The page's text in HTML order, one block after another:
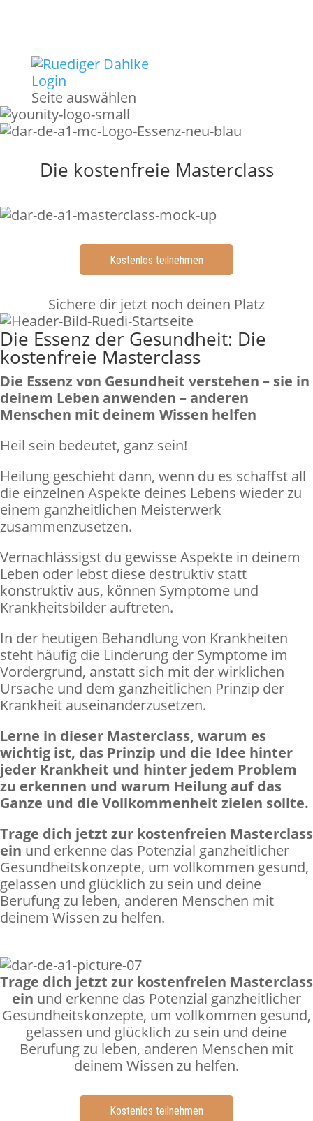
Login
Seite auswählen
Die kostenfreie Masterclass
Kostenlos teilnehmen
Sichere dir jetzt noch deinen Platz
Die Essenz der Gesundheit: Die
kostenfreie Masterclass
Die Essenz von Gesundheit verstehen – sie in
deinem Leben anwenden – anderen
Menschen mit deinem Wissen helfen
Heil sein bedeutet, ganz sein!
Heilung geschieht dann, wenn du es schaffst all
die einzelnen Aspekte deines Lebens wieder zu
einem ganzheitlichen Meisterwerk
zusammenzusetzen.
Vernachlässigst du gewisse Aspekte in deinem
Leben oder lebst diese destruktiv statt
konstruktiv aus, können Symptome und
Krankheitsbilder auftreten.
In der heutigen Behandlung von Krankheiten
steht häufig die Linderung der Symptome im
Vordergrund, anstatt sich mit der wirklichen
Ursache und dem ganzheitlichen Prinzip der
Krankheit auseinanderzusetzen.
Lerne in dieser Masterclass, warum es
wichtig ist, das Prinzip und die Idee hinter
jeder Krankheit und hinter jedem Problem
zu erkennen und warum Heilung auf das
Ganze und die Vollkommenheit zielen sollte.
Trage dich jetzt zur kostenfreien Masterclass
ein und erkenne das Potenzial ganzheitlicher
Gesundheitskonzepte, um vollkommen gesund,
gelassen und glücklich zu sein und deine
Berufung zu leben, anderen Menschen mit
deinem Wissen zu helfen.
Trage dich jetzt zur kostenfreien Masterclass
ein und erkenne das Potenzial ganzheitlicher
Gesundheitskonzepte, um vollkommen gesund,
gelassen und glücklich zu sein und deine
Berufung zu leben, anderen Menschen mit
deinem Wissen zu helfen.
Kostenlos teilnehmen